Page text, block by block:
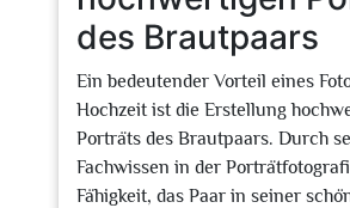
des Brautpaars
Ein bedeutender Vorteil eines
Hochzeit ist die Erstellung
Porträts des Brautpaars. Durch
Fachwissen in der
Fähigkeit, das Paar in seiner